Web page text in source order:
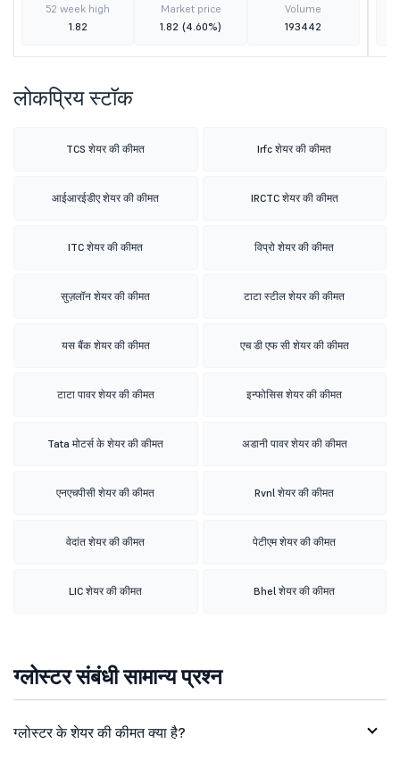
52 week high
1.82
Market price
1.82 (4.60%)
Volume
193442
लोकप्रिय स्टॉक
TCS शेयर की कीमत Irfc शेयर की कीमत
आईआरईडीए शेयर की कीमत IRCTC शेयर की कीमत
ITC शेयर की कीमत विप्रो शेयर की कीमत
सुज़लॉन शेयर की कीमत टाटा स्टील शेयर की कीमत
यस बैंक शेयर की कीमत एच डी एफ सी शेयर की कीमत
टाटा पावर शेयर की कीमत इन्फोसिस शेयर की कीमत
Tata मोटर्स के शेयर की कीमत अडानी पावर शेयर की कीमत
एनएचपीसी शेयर की कीमत Rvnl शेयर की कीमत
वेदांत शेयर की कीमत पेटीएम शेयर की कीमत
LIC शेयर की कीमत Bhel शेयर की कीमत
ग्लोस्टर संबंधी सामान्य प्रश्न
ग्लोस्टर के शेयर की कीमत क्या है?